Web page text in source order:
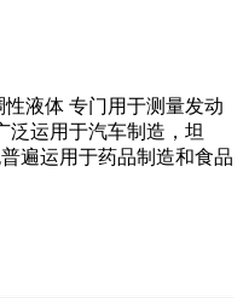
液体 专门用于测量发动
泛运用于汽车制造，坦
遍运用于药品制造和食品